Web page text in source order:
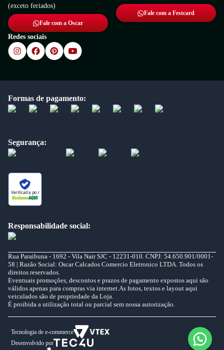
(exceto feriados)
Fale com a Oscar
Fale com a Festcard
Redes sociais
Formas de pagamento:
Segurança:
Verificada por
Responsabilidade social:
Rua Paraibuna - 1692 - Vila Nair SJC - 12231-010. CNPJ: 54.650.901/0001-
58 | Razão Social: Oscar Calcados Comercio Eletronico LTDA. Todos os
direitos reservados.
Eventuais promoções, descontos e prazos de pagamento expostos aqui são
válidos apenas para compras via internet.As fotos, textos e layout aqui
veiculados são de propriedade da Loja.
É proibida a utilização total ou parcial sem nossa autorização.
Tecnologia de e-commerce
Desenvolvido por